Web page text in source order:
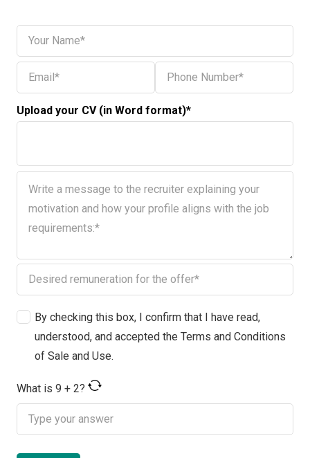
Upload your CV (in Word format)*
By checking this box, I confirm that I have read,
understood, and accepted the Terms and Conditions
of Sale and Use.
What is 9 + 2?